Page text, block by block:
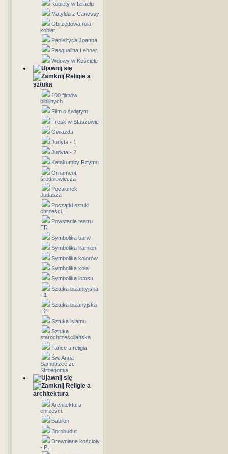
Kobiety w Izraelu
Matylda z Canossy
Obrzędowa rola
kobiet
Papieżyca Joanna
Pasqualina Lehner
Wdowy w Kościele
Religie a
sztuka
100 filmów
biblijnych
Film o świętym
Fresk w Staszowie
Gwiazda
Judyta - 1
Judyta - 2
Katakumby Rzymu
Ornament
średniowiecza
Pocałunek
Judasza
Początki sztuki
chrześci.
Powstanie teatru
FR
Symbolika barw
Symbolika kamieni
Symbolika kolorów
Symbolika koła
Symbolika lotosu
Sztuka bizantyjska
- 1
Sztuka bizanyjska
- 2
Sztuka islamu
Sztuka
starochrześcijańska
Tańce a religia
Św. Anna
Samotrzeć ze
Strzegomia
Religie a
architektura
Architektura
chrześci.
Babilon
Borobudur
Drewniane kościoły
- PL